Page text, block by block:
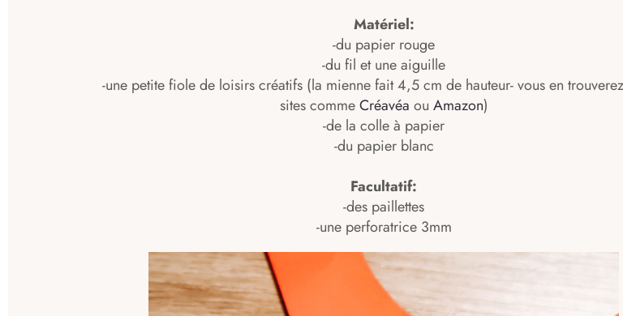
Matériel:
-du papier rouge
-du fil et une aiguille
-une petite fiole de loisirs créatifs (la mienne fait 4,5 cm de hauteur- vous en
sites commeCréavéa ou Amazon)
-de la colle à papier
-du papier blanc
Facultatif:
-des paillettes
-une perforatrice 3mm